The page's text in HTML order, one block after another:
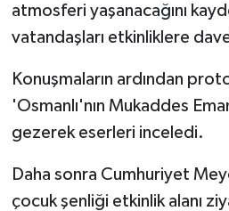
atmosferi yaşanacağını
vatandaşları etkinliklere
Konuşmaların ardından
'Osmanlı'nın Mukaddes
gezerek eserleri inceledi.
Daha sonra Cumhuriyet
çocuk şenliği etkinlik alanı